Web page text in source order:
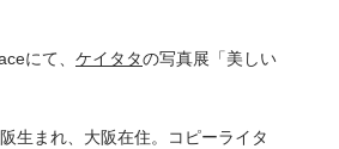
にて、 ケイタタの写真展「美しい
生まれ、大阪在住。コピーライタ